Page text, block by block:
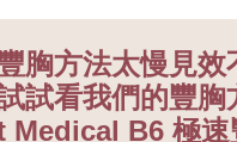
胸方法太慢見效
試看我們的豐胸
Medical B6 極速